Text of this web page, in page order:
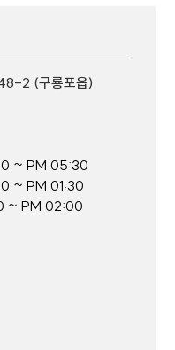
2 (구룡포읍)
~ PM 05:30
~ PM 01:30
~ PM 02:00